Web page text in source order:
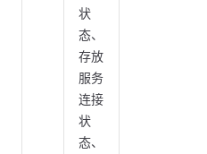
状
态、
存放
服务
连接
状
态、